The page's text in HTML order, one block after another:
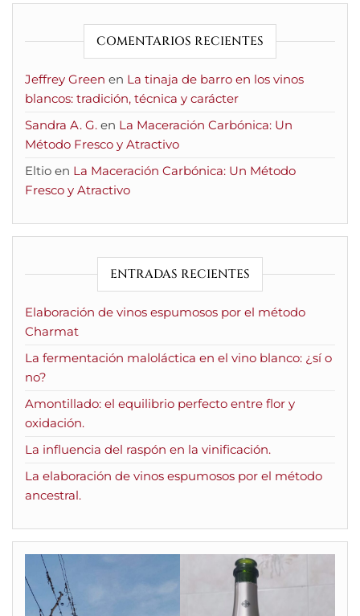
COMENTARIOS RECIENTES
Jeffrey Green en La tinaja de barro en los vinos
blancos: tradición, técnica y carácter
Sandra A. G. en La Maceración Carbónica: Un
Método Fresco y Atractivo
Eltio en La Maceración Carbónica: Un Método
Fresco y Atractivo
ENTRADAS RECIENTES
Elaboración de vinos espumosos por el método
Charmat
La fermentación maloláctica en el vino blanco: ¿sí o
no?
Amontillado: el equilibrio perfecto entre flor y
oxidación.
La influencia del raspón en la vinificación.
La elaboración de vinos espumosos por el método
ancestral.